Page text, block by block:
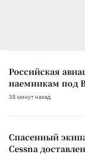
Российская
наемникам под
38 минут назад
Спасенный
Cessna